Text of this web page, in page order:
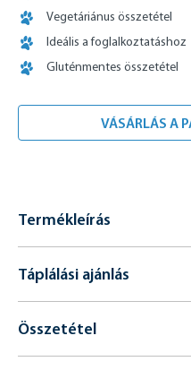
Vegetáriánus összetétel
Ideális a foglalkoztatáshoz
Gluténmentes összetétel
VÁSÁRLÁS A
Termékleírás
Táplálási ajánlás
Összetétel